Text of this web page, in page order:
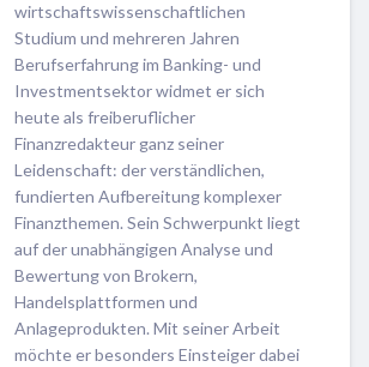
wirtschaftswissenschaftlichen
Studium und mehreren Jahren
Berufserfahrung im Banking- und
Investmentsektor widmet er sich
heute als freiberuflicher
Finanzredakteur ganz seiner
Leidenschaft: der verständlichen,
fundierten Aufbereitung komplexer
Finanzthemen. Sein Schwerpunkt liegt
auf der unabhängigen Analyse und
Bewertung von Brokern,
Handelsplattformen und
Anlageprodukten. Mit seiner Arbeit
möchte er besonders Einsteiger dabei